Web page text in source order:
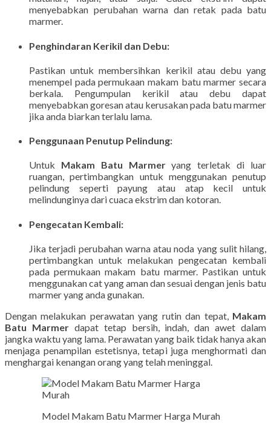
menyebabkan perubahan warna dan retak pada batu
marmer.
Penghindaran Kerikil dan Debu:
Pastikan untuk membersihkan kerikil atau debu yang
menempel pada permukaan makam batu marmer secara
berkala. Pengumpulan kerikil atau debu dapat
menyebabkan goresan atau kerusakan pada batu marmer
jika anda biarkan terlalu lama.
Penggunaan Penutup Pelindung:
Untuk Makam Batu Marmeryang terletak di luar
ruangan, pertimbangkan untuk menggunakan penutup
pelindung seperti payung atau atap kecil untuk
melindunginya dari cuaca ekstrim dan kotoran.
Pengecatan Kembali:
Jika terjadi perubahan warna atau noda yang sulit hilang,
pertimbangkan untuk melakukan pengecatan kembali
pada permukaan makam batu marmer. Pastikan untuk
menggunakan cat yang aman dan sesuai dengan jenis batu
marmer yang anda gunakan.
Dengan melakukan perawatan yang rutin dan tepat, Makam
Batu Marmerdapat tetap bersih, indah, dan awet dalam
jangka waktu yang lama. Perawatan yang baik tidak hanya akan
menjaga penampilan estetisnya, tetapi juga menghormati dan
menghargai kenangan orang yang telah meninggal.
Model Makam Batu Marmer Harga Murah